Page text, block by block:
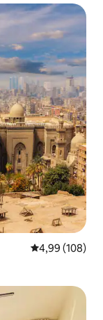
4,99 af 5 í
4,99 (108)